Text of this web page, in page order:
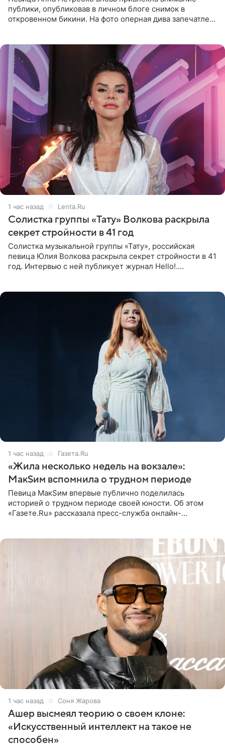
публики, опубликовав в личном блоге снимок в
откровенном бикини. На фото оперная дива запечатлена
1 час назад Lenta.Ru
Солистка группы «Тату» Волкова раскрыла
секрет стройности в 41 год
Солистка музыкальной группы «Тату», российская
певица Юлия Волкова раскрыла секрет стройности в 41
год. Интервью с ней публикует журнал Hello!.
1 час назад Газета.Ru
«Жила несколько недель на вокзале»:
МакSим вспомнила о трудном периоде
Певица МакSим впервые публично поделилась
историей о трудном периоде своей юности. Об этом
«Газете.Ru» рассказала пресс-служба онлайн-
1 час назад Соня Жарова
Ашер высмеял теорию о своем клоне:
«Искусственный интеллект на такое не
способен»